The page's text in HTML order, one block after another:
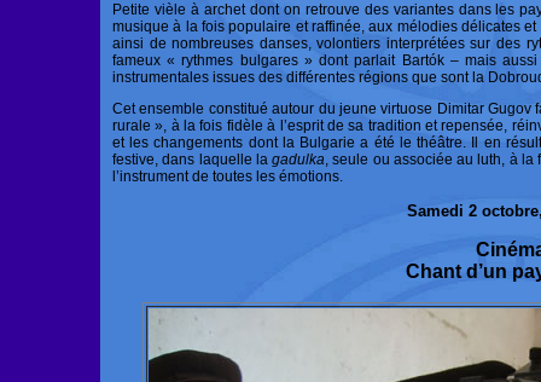
Petite vièle à archet dont on retrouve des variantes dans les
musique à la fois populaire et raffinée, aux mélodies délicates
ainsi de nombreuses danses, volontiers interprétées sur des
fameux « rythmes bulgares » dont parlait Bartók – mais
instrumentales issues des différentes régions que sont la
Cet ensemble constitué autour du jeune virtuose Dimitar
rurale », à la fois fidèle à l’esprit de sa tradition et repensée,
et les changements dont la Bulgarie a été le théâtre. Il en
festive, dans laquelle lagadulka, seule ou associée au luth, à la
l’instrument de toutes les émotions.
Samedi 2
Chant d’un